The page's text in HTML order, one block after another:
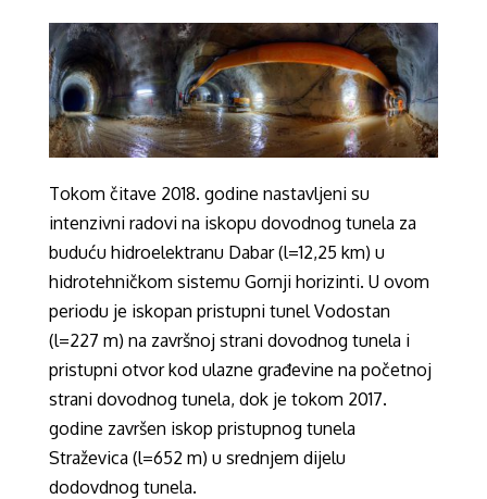
Tokom čitave 2018. godine nastavljeni su
intenzivni radovi na iskopu dovodnog tunela za
buduću hidroelektranu Dabar (l=12,25 km) u
hidrotehničkom sistemu Gornji horizinti. U ovom
periodu je iskopan pristupni tunel Vodostan
(l=227 m) na završnoj strani dovodnog tunela i
pristupni otvor kod ulazne građevine na početnoj
strani dovodnog tunela, dok je tokom 2017.
godine završen iskop pristupnog tunela
Straževica (l=652 m) u srednjem dijelu
dodovdnog tunela.